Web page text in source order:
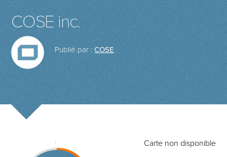
COSE inc.
Publié par :COSE
Carte non disponible